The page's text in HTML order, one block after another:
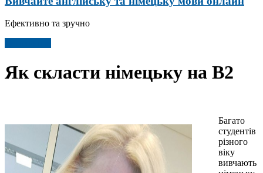
Ефективно та зручно
Як скласти німецьку на В2
Багато
студентів
різного
віку
вивчають